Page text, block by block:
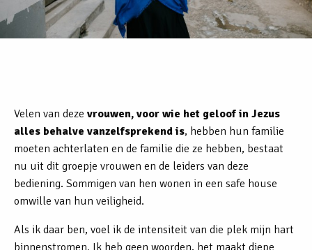
Velen van deze vrouwen, voor wie het geloof in Jezus
alles behalve vanzelfsprekend is, hebben hun familie
moeten achterlaten en de familie die ze hebben, bestaat
nu uit dit groepje vrouwen en de leiders van deze
bediening. Sommigen van hen wonen in een safe house
omwille van hun veiligheid.
Als ik daar ben, voel ik de intensiteit van die plek mijn hart